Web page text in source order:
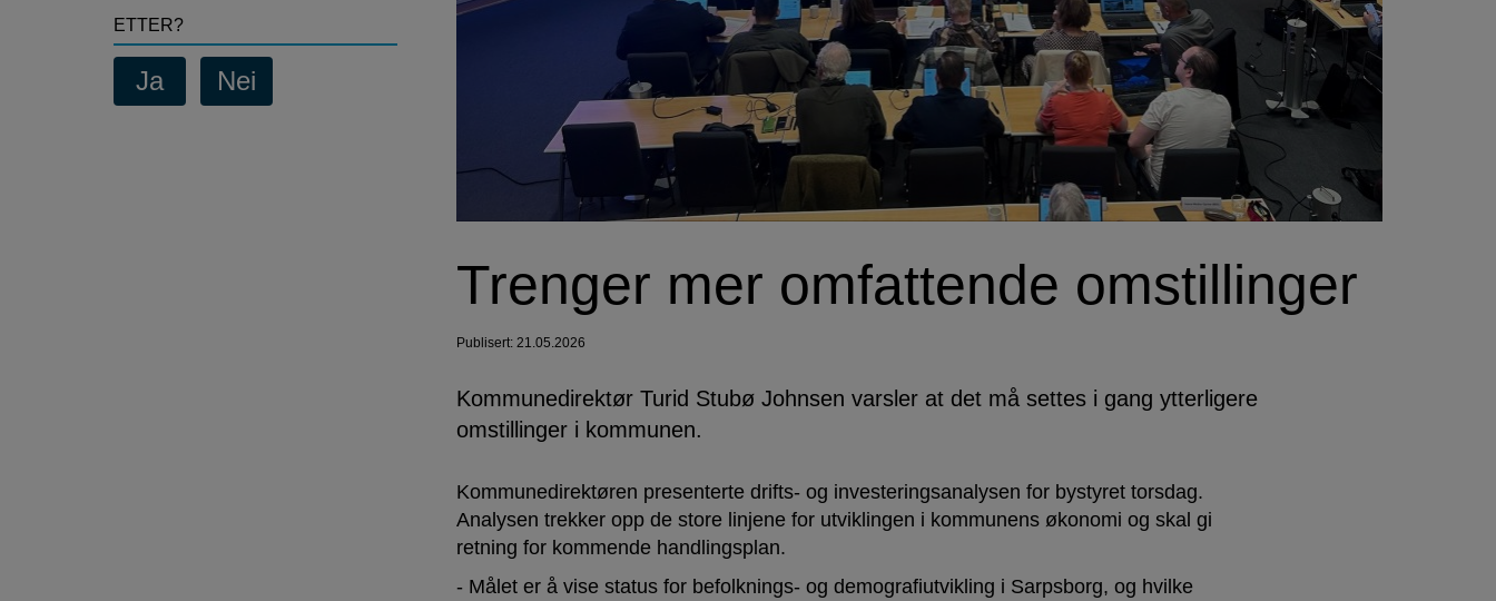
ETTER?
Trenger mer omfattende omstillinger
Publisert: 21.05.2026
Kommunedirektør Turid Stubø Johnsen varsler at det må settes i gang ytterligere
omstillinger i kommunen.
Kommunedirektøren presenterte drifts- og investeringsanalysen for bystyret torsdag.
Analysen trekker opp de store linjene for utviklingen i kommunens økonomi og skal gi
retning for kommende handlingsplan.
- Målet er å vise status for befolknings- og demografiutvikling i Sarpsborg, og hvilke